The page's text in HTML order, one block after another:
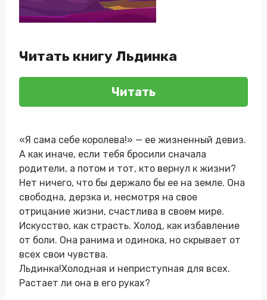
Читать книгу Льдинка
Читать
«Я сама себе королева!» — ее жизненный девиз.
А как иначе, если тебя бросили сначала
родители, а потом и тот, кто вернул к жизни?
Нет ничего, что бы держало бы ее на земле. Она
свободна, дерзка и, несмотря на свое
отрицание жизни, счастлива в своем мире.
Искусство, как страсть. Холод, как избавление
от боли. Она ранима и одинока, но скрывает от
всех свои чувства.
Льдинка!Холодная и неприступная для всех.
Растает ли она в его руках?